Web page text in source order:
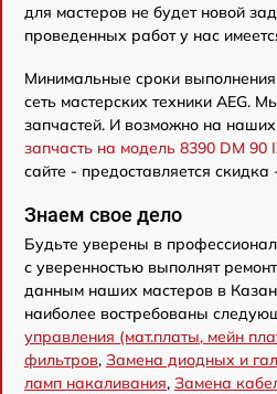
для мастеров не будет новой
проведенных работ у нас
Минимальные сроки
сеть мастерских техники AEG.
запчастей. И возможно на
запчасть на модель 8390 DM 90
сайте - предоставляется скидка
Знаем свое дело
Будьте уверены в
с уверенностью выполнят
данным наших мастеров в
наиболее востребованы
управления (мат.платы, мейн
фильтров, Замена диодных и
ламп накаливания, Замена